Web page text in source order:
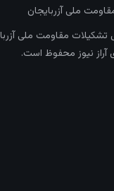
ملی آزربایجان
مقاومت ملی
آراز نیوز محفوظ است.